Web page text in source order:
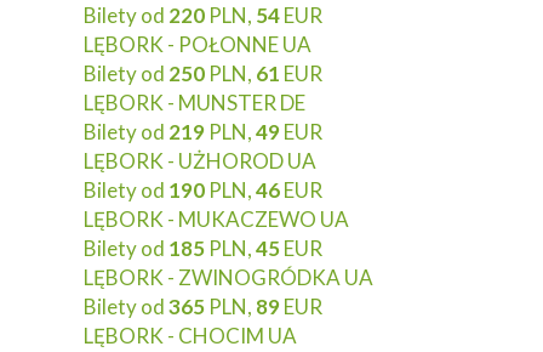
Bilety od 220 PLN, 54EUR
LĘBORK - POŁONNE UA
Bilety od 250 PLN, 61 EUR
LĘBORK - MUNSTER DE
Bilety od 219 PLN,49EUR
LĘBORK - UŻHOROD UA
Bilety od 190 PLN,46EUR
LĘBORK - MUKACZEWO UA
Bilety od 185 PLN,45EUR
LĘBORK - ZWINOGRÓDKA UA
Bilety od365 PLN, 89EUR
LĘBORK - CHOCIM UA